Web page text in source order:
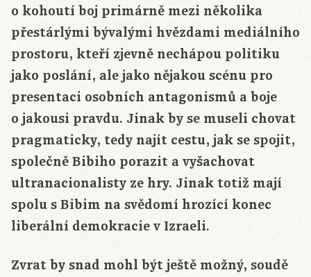
o kohoutí boj primárně mezi několika
přestárlými bývalými hvězdami mediálního
prostoru, kteří zjevně nechápou politiku
jako poslání, ale jako nějakou scénu pro
presentaci osobních antagonismů a boje
o jakousi pravdu. Jinak by se museli chovat
pragmaticky, tedy najít cestu, jak se spojit,
společně Bibiho porazit a vyšachovat
ultranacionalisty ze hry. Jinak totiž mají
spolu s Bibim na svědomí hrozící konec
liberální demokracie v Izraeli.
Zvrat by snad mohl být ještě možný, soudě